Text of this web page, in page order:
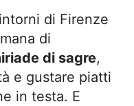
di Firenze
di
di sagre,
e gustare piatti
in testa. E